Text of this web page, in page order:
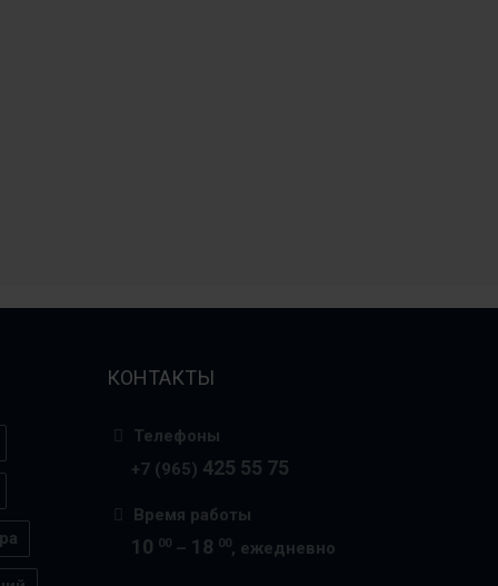
КОНТАКТЫ
Телефоны
+7 (965) 425 55 75
Время работы
10 00 – 18 00, ежедневно